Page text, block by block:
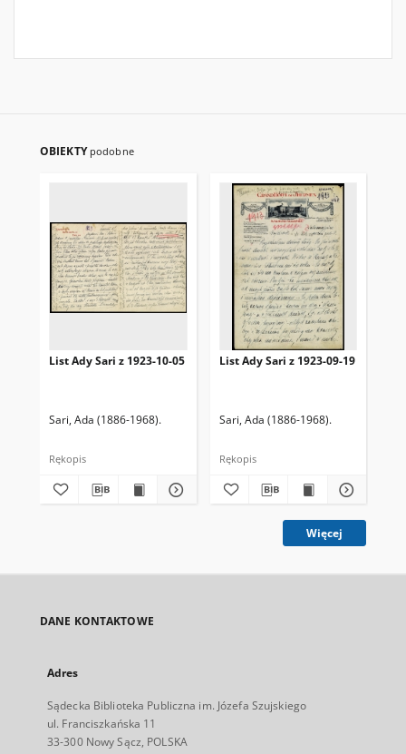
OBIEKTY podobne
List Ady Sari z 1923-10-05
Sari, Ada (1886-1968).
Rękopis
List Ady Sari z 1923-09-19
Sari, Ada (1886-1968).
Rękopis
Więcej
DANE KONTAKTOWE
Adres
Sądecka Biblioteka Publiczna im. Józefa Szujskiego
ul. Franciszkańska 11
33-300 Nowy Sącz, POLSKA